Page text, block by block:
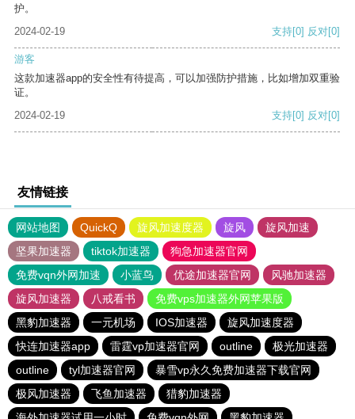
护。
2024-02-19
支持[0] 反对[0]
游客
这款加速器app的安全性有待提高，可以加强防护措施，比如增加双重验
证。
2024-02-19
支持[0] 反对[0]
友情链接
网站地图 QuickQ 旋风加速度器 旋风
旋风加速
坚果加速器
tiktok加速器
狗急加速器官网
免费vqn外网加速
小蓝鸟 优途加速器官网
风驰加速器
旋风加速器
八戒看书
免费vps加速器外网苹果版
黑豹加速器
一元机场 IOS加速器
旋风加速度器
快连加速器app
雷霆vp加速器官网 outline
极光加速器
outline
tyl加速器官网
暴雪vp永久免费加速器下载官网
极风加速器
飞鱼加速器
猎豹加速器